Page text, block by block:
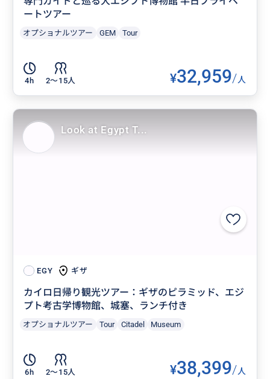
ートツアー
オプショナルツアー GEM Tour
4h 2〜15人 ¥32,959/人
EGY ギザ
カイロ日帰り観光ツアー：ギザのピラミッド、エジ
プト考古学博物館、城塞、ランチ付き
オプショナルツアー Tour Citadel Museum
6h 2〜15人 ¥38,399/人
Look at Egypt T...